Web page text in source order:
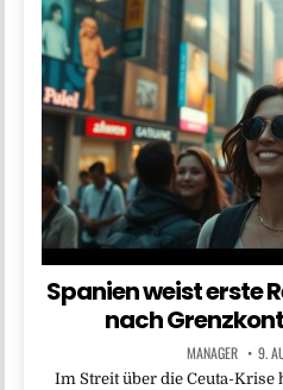
Spanien weist erste
nach
MANAGER 9.
Im Streit über die Ceuta-